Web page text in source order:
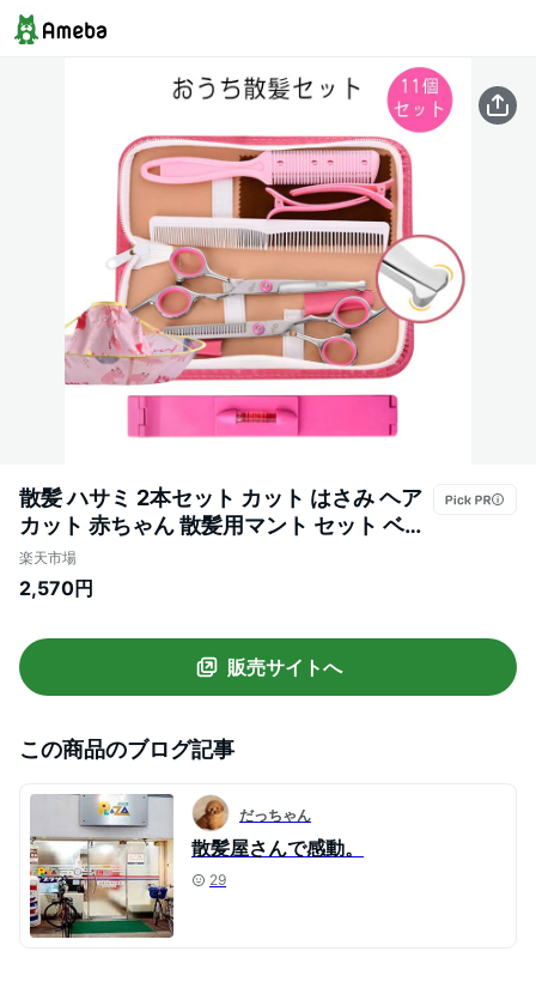
散髪 ハサミ 2本セット カット はさみ ヘア
カット 赤ちゃん 散髪用マント セット ベビ
ー用スキハサミ 子供用 初心者 子ども 髪切
りハサミ ベビー用カットハサミ 子供 スキ
散髪道具 収納しやすい 11点セット
楽天市場
2,570円
販売サイトへ
この商品のブログ記事
だっちゃん
散髪屋さんで感動。
29